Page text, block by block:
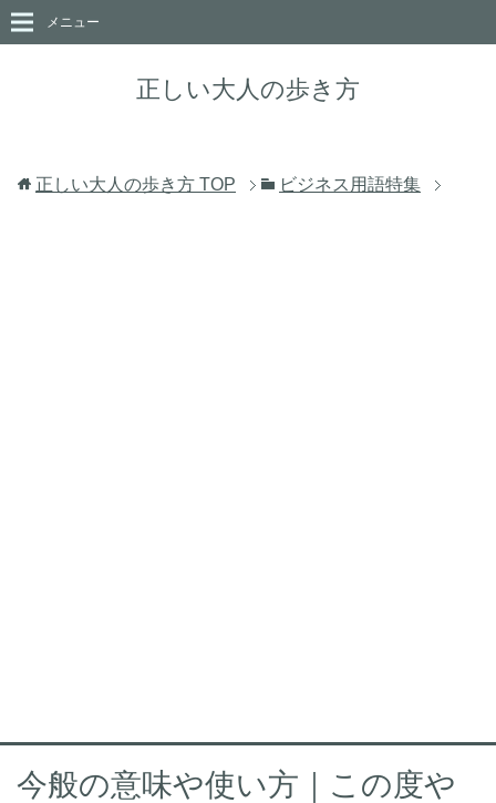
正しい大人の歩き方
メニュー
正しい大人の歩き方 TOP ビジネス用語特集
今般の意味や使い方｜この度や